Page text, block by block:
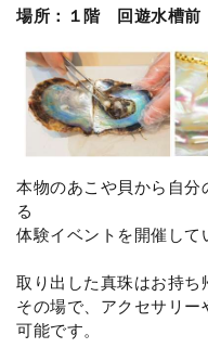
場所：１階 回遊水槽前
本物のあこや貝から自分
る
体験イベントを開催して
取り出した真珠はお持ち
その場で、アクセサリー
可能です。